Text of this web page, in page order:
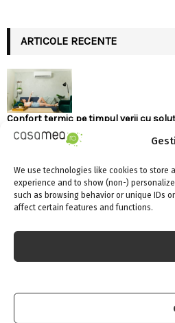
We use technologies like cookies to store
experience and to show (non-)
such as browsing behavior or unique IDs
affect certain features and functions.
ARTICOLE RECENTE
Confort termic pe timpul verii cu
Instalatorului
Top 5 meserii în domeniul